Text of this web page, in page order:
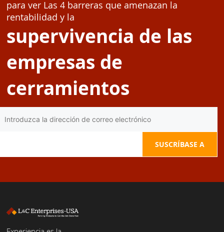
para ver Las 4 barreras que amenazan la
rentabilidad y la
supervivencia de las
empresas de
cerramientos